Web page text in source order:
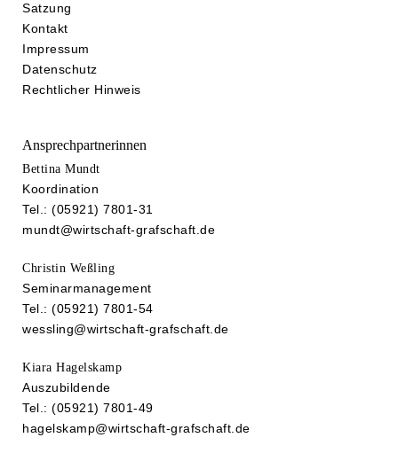
Satzung
Kontakt
Impressum
Datenschutz
Rechtlicher Hinweis
Ansprechpartnerinnen
Bettina Mundt
Koordination
Tel.: (05921) 7801-31
mundt@wirtschaft-grafschaft.de
Christin Weßling
Seminarmanagement
Tel.: (05921) 7801-54
wessling@wirtschaft-grafschaft.de
Kiara Hagelskamp
Auszubildende
Tel.: (05921) 7801-49
hagelskamp@wirtschaft-grafschaft.de